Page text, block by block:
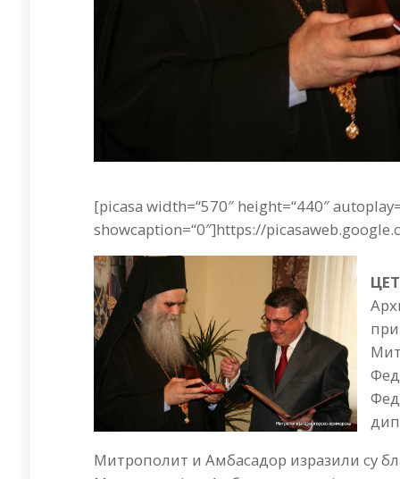
[picasa width=“570″ height=“440″
showcaption=“0″]https://
Митрополит и Амбасадор изразили су